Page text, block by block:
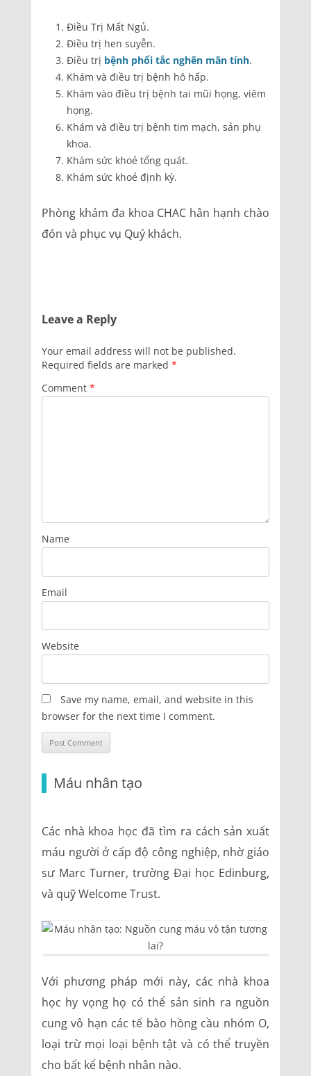
Điều Trị Mất Ngủ.
Điều trị hen suyễn.
Điều trị bệnh phổi tắc nghẽn mãn tính.
Khám và điều trị bệnh hô hấp.
Khám vào điều trị bệnh tai mũi họng, viêm
họng.
Khám và điều trị bệnh tim mạch, sản phụ
khoa.
Khám sức khoẻ tổng quát.
Khám sức khoẻ định kỳ.
Phòng khám đa khoa CHAC hân hạnh chào
đón và phục vụ Quý khách.
Leave a Reply
Your email address will not be published.
Required fields are marked *
Comment *
Name
Email
Website
Save my name, email, and website in this
browser for the next time I comment.
Máu nhân tạo
Các nhà khoa học đã tìm ra cách sản xuất
máu người ở cấp độ công nghiệp, nhờ giáo
sư Marc Turner, trường Đại học Edinburg,
và quỹ Welcome Trust.
Với phương pháp mới này, các nhà khoa
học hy vọng họ có thể sản sinh ra nguồn
cung vô hạn các tế bào hồng cầu nhóm O,
loại trừ mọi loại bệnh tật và có thể truyền
cho bất kể bệnh nhân nào.